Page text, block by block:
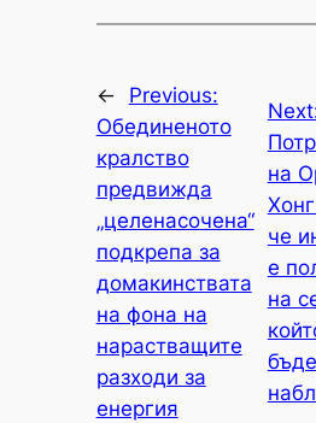
←
Previous:
Обединеното
кралство
предвижда
„целенасочена“
подкрепа за
домакинствата
на фона на
нарастващите
разходи за
енергия
на
че
е
на
бъде